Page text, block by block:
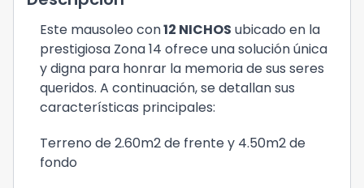
Este mausoleo con12 NICHOS ubicado en la
prestigiosa Zona 14 ofrece una solución única
y digna para honrar la memoria de sus seres
queridos. A continuación, se detallan sus
características principales:
Terreno de 2.60m2 de frente y 4.50m2 de
fondo